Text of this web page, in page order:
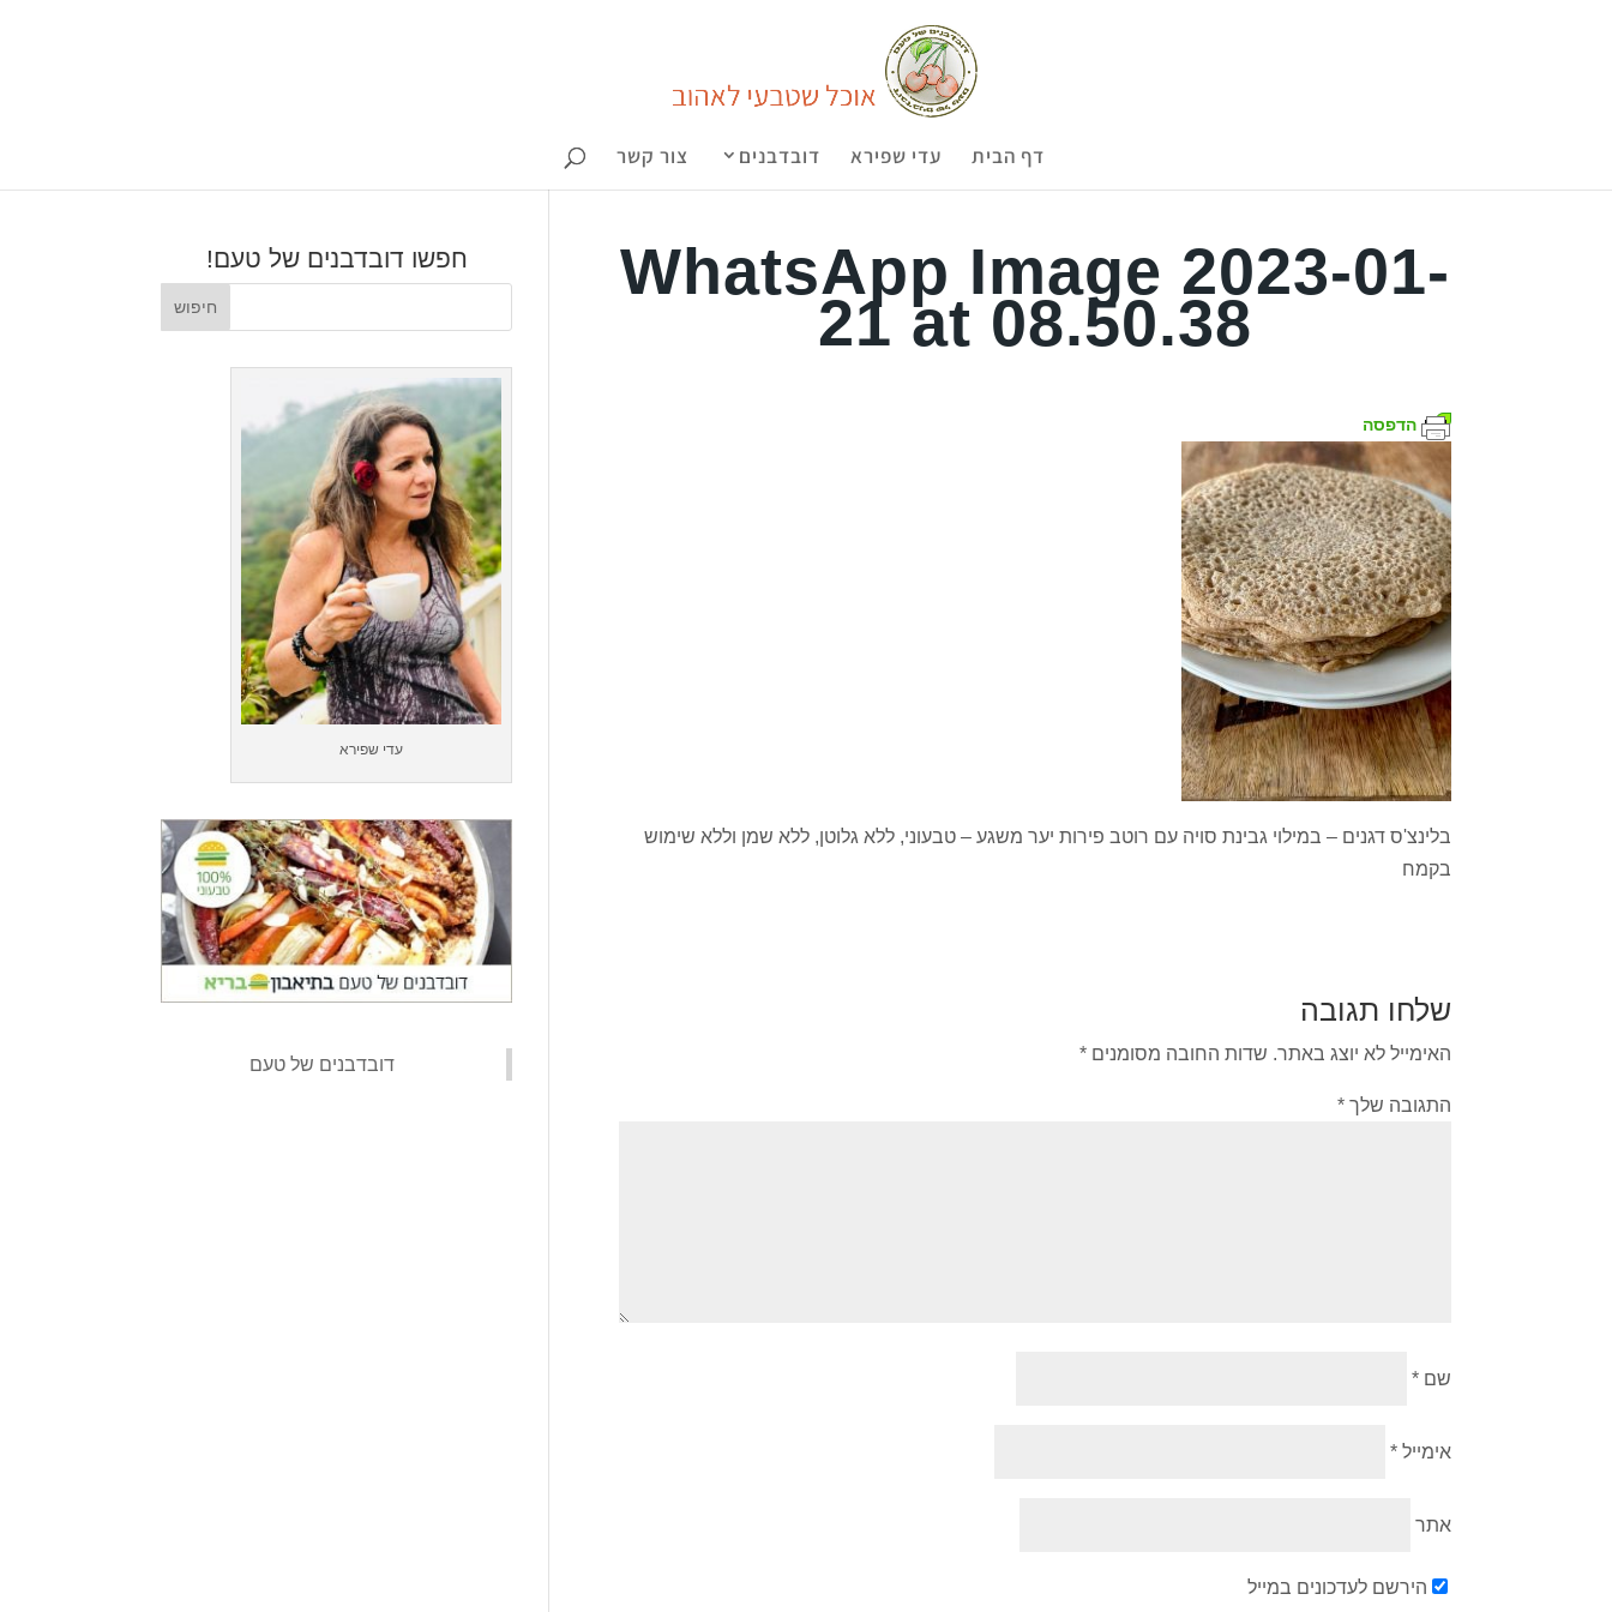
דף הבית עדי שפירא דובדבנים צור קשר
WhatsApp Image 2023-01-
21 at 08.50.38
הדפסה
בלינצ'ס דגנים – במילוי גבינת סויה עם רוטב פירות יער משגע – טבעוני, ללא גלוטן, ללא שמן וללא שימוש
בקמח
שלחו תגובה
האימייל לא יוצג באתר. שדות החובה מסומנים*
התגובה שלך*
שם*
אימייל*
אתר
הירשם לעדכונים במייל
חפשו דובדבנים של טעם!
עדי שפירא
‏דובדבנים של טעם‏